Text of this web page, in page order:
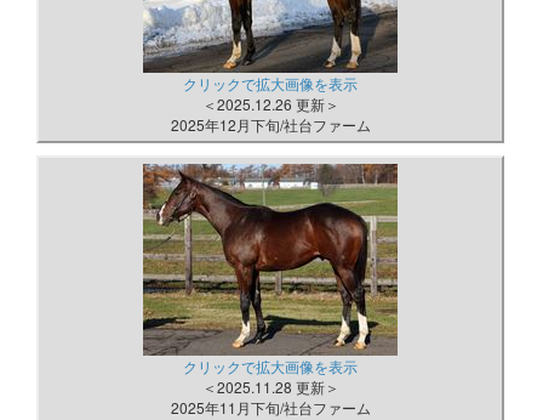
クリックで拡大画像を表示
＜2025.12.26 更新＞
2025年12月下旬/社台ファーム
クリックで拡大画像を表示
＜2025.11.28 更新＞
2025年11月下旬/社台ファーム